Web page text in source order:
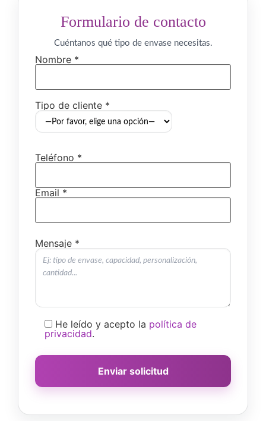
Formulario de contacto
Cuéntanos qué tipo de envase necesitas.
Nombre *
Tipo de cliente *
Teléfono *
Email *
Mensaje *
He leído y acepto la política de
privacidad.